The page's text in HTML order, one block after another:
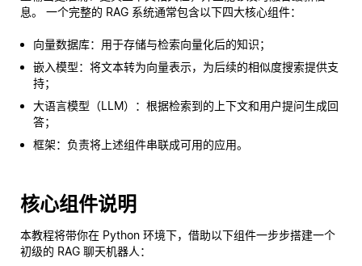
息。 一个完整的 RAG 系统通常包含以下四大核心组件：
向量数据库：用于存储与检索向量化后的知识；
嵌入模型：将文本转为向量表示，为后续的相似度搜索提供支
持；
大语言模型（LLM）：根据检索到的上下文和用户提问生成回
答；
框架：负责将上述组件串联成可用的应用。
核心组件说明
本教程将带你在 Python 环境下，借助以下组件一步步搭建一个
初级的 RAG 聊天机器人：